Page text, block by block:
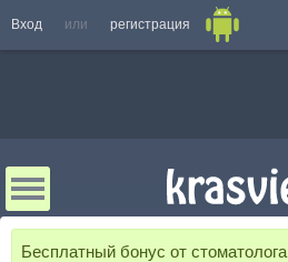
Вход или регистрация
Бесплатный бонус от стоматолога